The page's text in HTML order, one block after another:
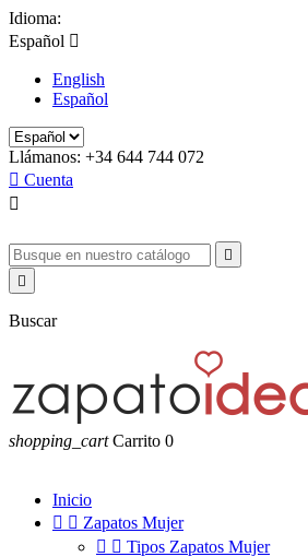
Idioma:
Español 
English
Español
Llámanos: +34 644 744 072
 Cuenta



Buscar
shopping_cart Carrito 0
Inicio
  Zapatos Mujer
  Tipos Zapatos Mujer